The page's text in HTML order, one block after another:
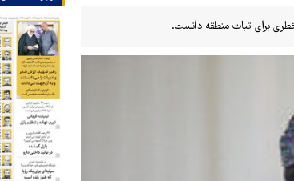
برای ثبات منطقه دانست.